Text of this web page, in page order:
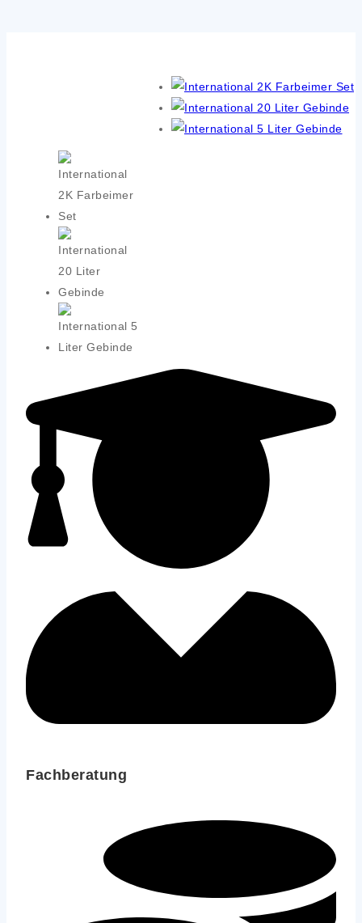
Fachberatung